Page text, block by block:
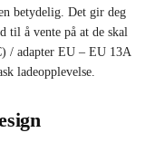
betydelig. Det gir deg
til å vente på at de skal
/ adapter EU – EU 13A
ladeopplevelse.